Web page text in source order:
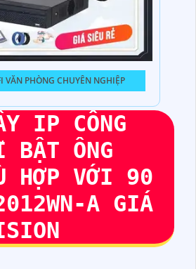
VĂN PHÒNG CHUYÊN NGHIỆP
IP CÔNG
BẬT ÔNG
HỢP VỚI 90
A GIÁ